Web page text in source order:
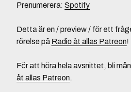
Prenumerera: Spotify
Detta är en / preview / för ett
rörelse på Radio åt allas Patreon!
För att höra hela avsnittet, bli
åt allas Patreon.